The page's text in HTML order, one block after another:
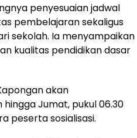
penyesuaian jadwal
pembelajaran sekaligus
sekolah. Ia menyampaikan
kualitas pendidikan dasar
akan
Jumat, pukul 06.30
peserta sosialisasi.